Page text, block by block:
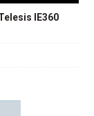
IE360